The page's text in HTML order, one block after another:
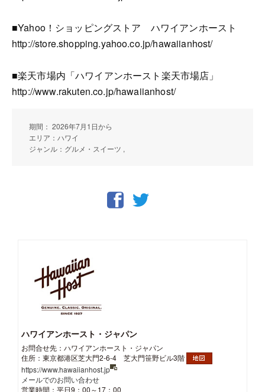
■Yahoo！ショッピングストア ハワイアンホースト
http://store.shopping.yahoo.co.jp/hawaiianhost/
■楽天市場内「ハワイアンホースト楽天市場店」
http://www.rakuten.co.jp/hawaiianhost/
期間： 2026年7月1日から
エリア：ハワイ
ジャンル：グルメ・スイーツ ,
ハワイアンホースト・ジャパン
お問合せ先：ハワイアンホースト・ジャパン
住所：東京都港区芝大門2-6-4 芝大門笹野ビル3階
https://www.hawaiianhost.jp
メールでのお問い合わせ
営業時間：平日9：00～17：00